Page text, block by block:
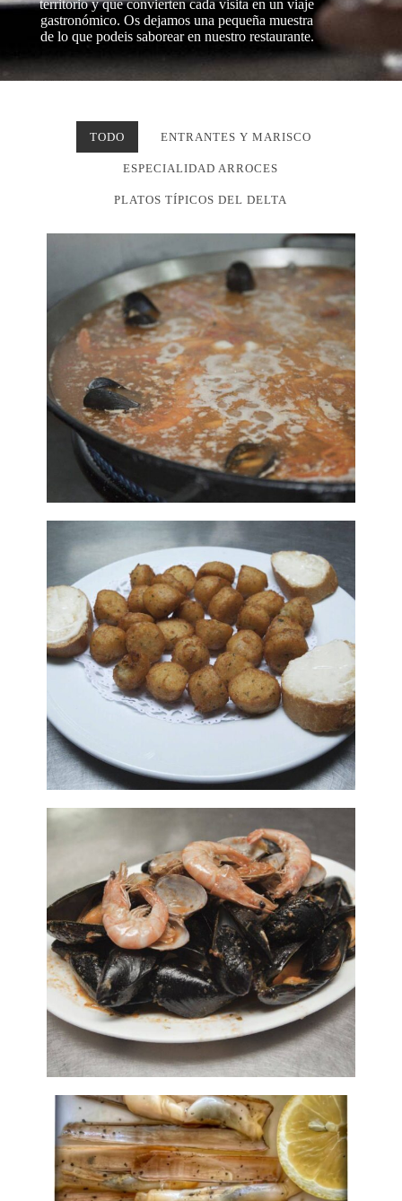
territorio y que convierten cada visita en un viaje
gastronómico. Os dejamos una pequeña muestra
de lo que podeis saborear en nuestro restaurante.
TODO ENTRANTES Y MARISCO
ESPECIALIDAD ARROCES
PLATOS TÍPICOS DEL DELTA